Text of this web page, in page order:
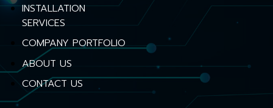
INSTALLATION
SERVICES
COMPANY PORTFOLIO
ABOUT US
CONTACT US